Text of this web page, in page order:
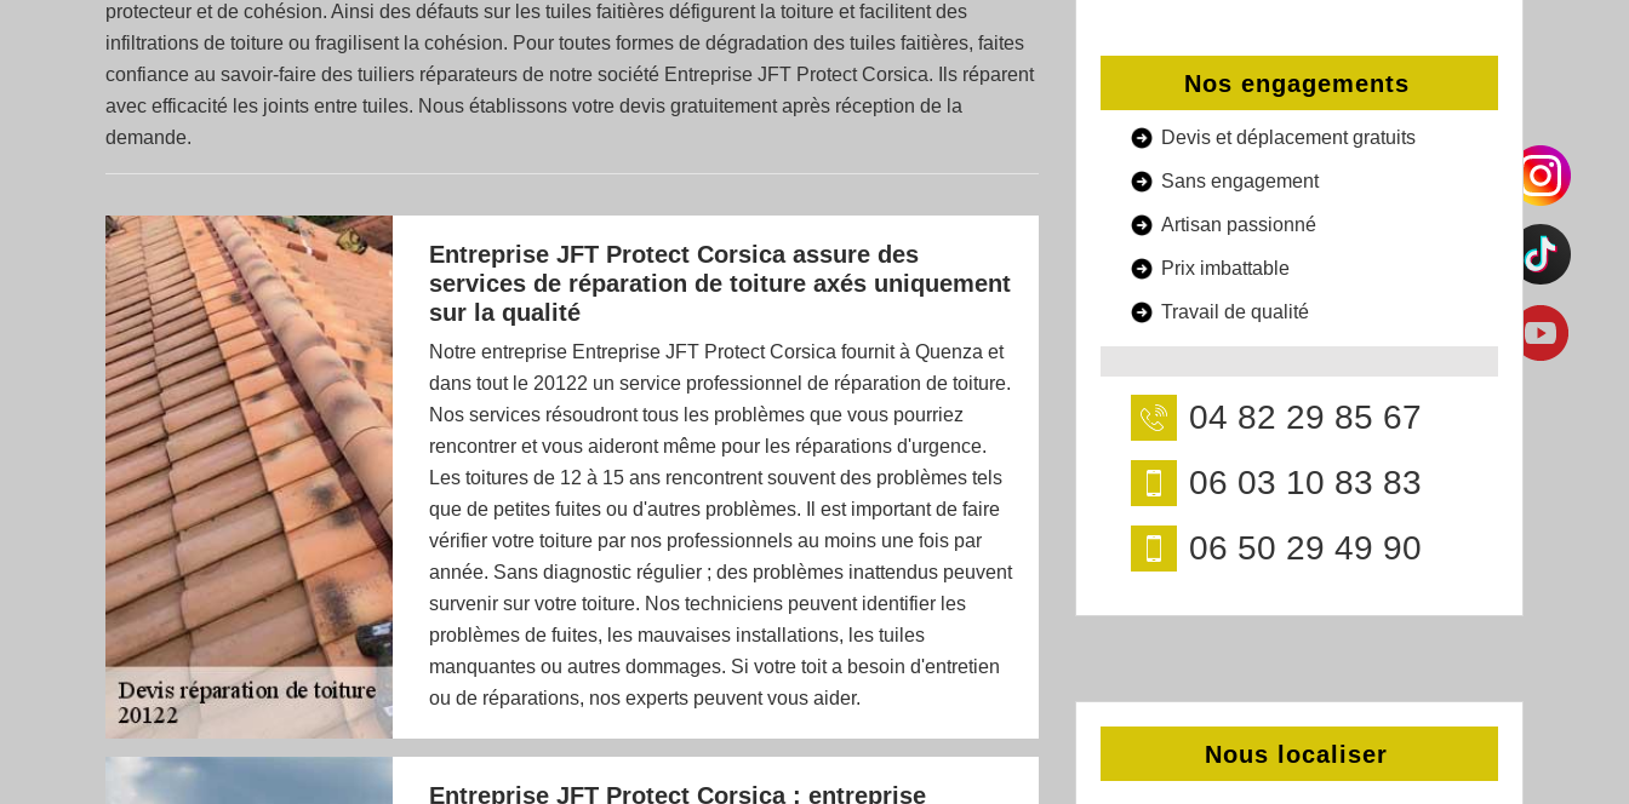
protecteur et de cohésion. Ainsi des défauts sur les tuiles faitières défigurent la toiture et facilitent des
infiltrations de toiture ou fragilisent la cohésion. Pour toutes formes de dégradation des tuiles faitières, faites
confiance au savoir-faire des tuiliers réparateurs de notre société Entreprise JFT Protect Corsica. Ils réparent
avec efficacité les joints entre tuiles. Nous établissons votre devis gratuitement après réception de la
demande.
Entreprise JFT Protect Corsica assure des
services de réparation de toiture axés uniquement
sur la qualité
Notre entreprise Entreprise JFT Protect Corsica fournit à Quenza et
dans tout le 20122 un service professionnel de réparation de toiture.
Nos services résoudront tous les problèmes que vous pourriez
rencontrer et vous aideront même pour les réparations d'urgence.
Les toitures de 12 à 15 ans rencontrent souvent des problèmes tels
que de petites fuites ou d'autres problèmes. Il est important de faire
vérifier votre toiture par nos professionnels au moins une fois par
année. Sans diagnostic régulier ; des problèmes inattendus peuvent
survenir sur votre toiture. Nos techniciens peuvent identifier les
problèmes de fuites, les mauvaises installations, les tuiles
manquantes ou autres dommages. Si votre toit a besoin d'entretien
ou de réparations, nos experts peuvent vous aider.
Entreprise JFT Protect Corsica : entreprise
Nos engagements
Devis et déplacement gratuits
Sans engagement
Artisan passionné
Prix imbattable
Travail de qualité
04 82 29 85 67
06 03 10 83 83
06 50 29 49 90
Nous localiser